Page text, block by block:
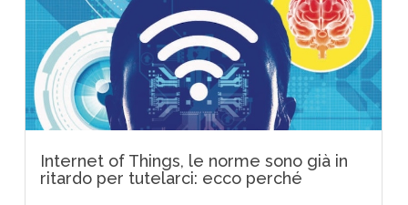
Internet of Things, le norme sono già in
ritardo per tutelarci: ecco perché